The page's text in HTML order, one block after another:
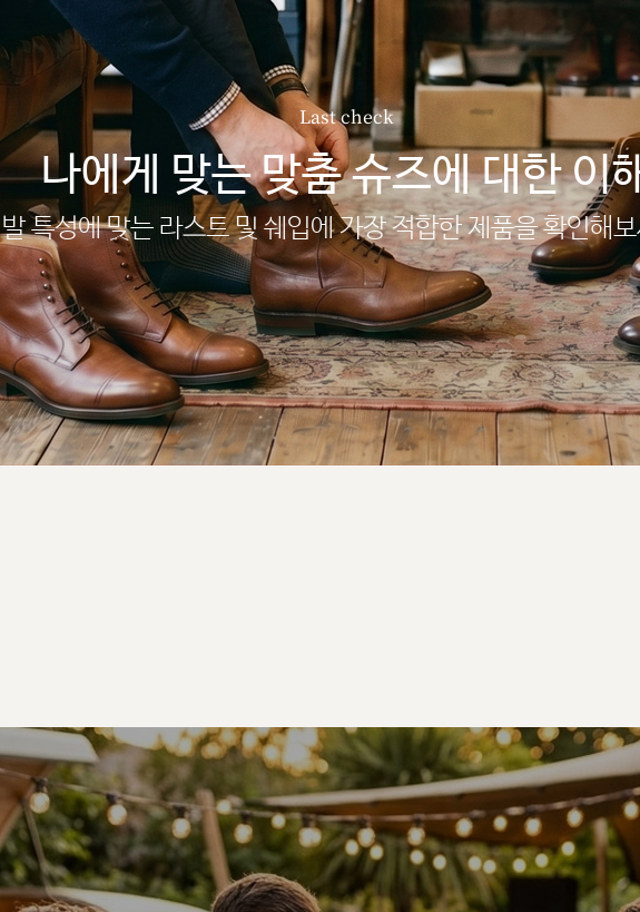
Last check
나에게 맞는 맞춤 슈즈에 대한 이
발 특성에 맞는 라스트 및 쉐입에 가장 적합한 제품을 확인해